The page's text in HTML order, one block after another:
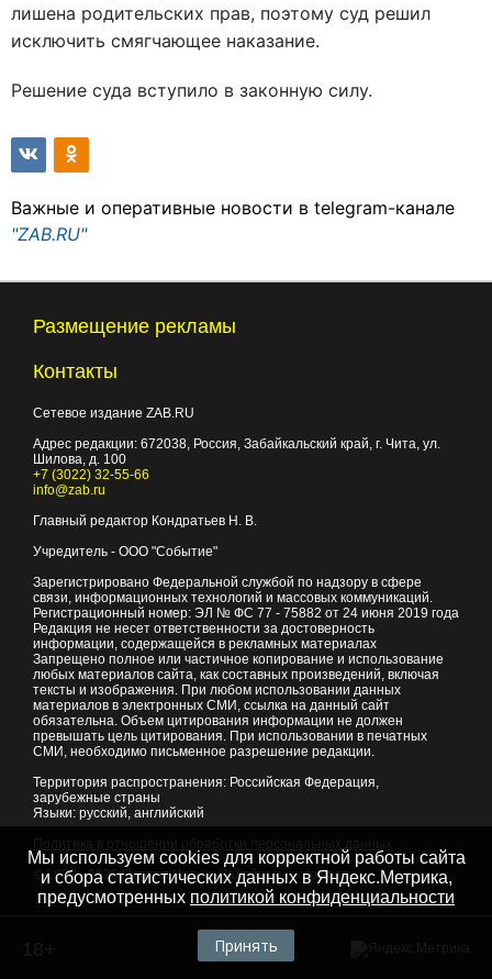
лишена родительских прав, поэтому суд решил
исключить смягчающее наказание.
Решение суда вступило в законную силу.
Важные и оперативные новости в telegram-канале
"ZAB.RU"
Размещение рекламы
Контакты
Сетевое издание ZAB.RU
Адрес редакции: 672038 , Россия, Забайкальский край, г. Чита ул.
Шилова, д. 100
+7 (3022) 32-55-66
info@zab.ru
Главный редактор Кондратьев Н. В.
Учредитель - ООО "Событие"
Зарегистрировано Федеральной службой по надзору в сфере
связи, информационных технологий и массовых коммуникаций.
Регистрационный номер: ЭЛ № ФС 77 - 75882 от 24 июня 2019 года
Редакция не несет ответственности за достоверность
информации, содержащейся в рекламных материалах
Запрещено полное или частичное копирование и использование
любых материалов сайта, как составных произведений, включая
тексты и изображения. При любом использовании данных
материалов в электронных СМИ, ссылка на данный сайт
обязательна. Объем цитирования информации не должен
превышать цель цитирования. При использовании в печатных
СМИ, необходимо письменное разрешение редакции.
Территория распространения: Российская Федерация,
зарубежные страны
Языки: русский, английский
© 2007 - 2026Портал Читы и Забайкальского края
Мы используем cookies для корректной работы сайта
и сбора статистических данных в Яндекс.Метрика,
предусмотренных политикой конфиденциальности
Принять